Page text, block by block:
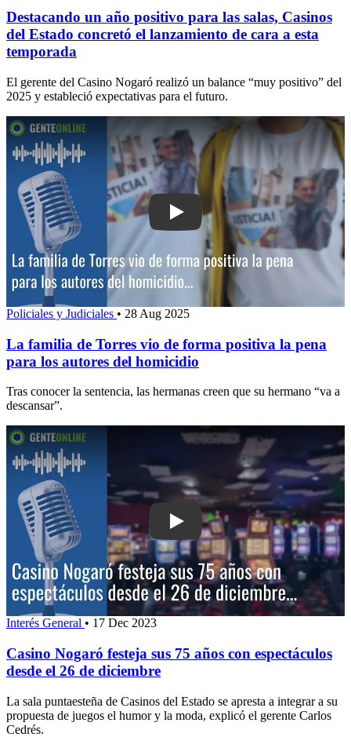
Destacando un año positivo para las salas, Casinos
del Estado concretó el lanzamiento de cara a esta
temporada
El gerente del Casino Nogaró realizó un balance “muy positivo” del
2025 y estableció expectativas para el futuro.
Play: La familia de Torres vio de
Policiales y Judiciales • 28 Aug 2025
La familia de Torres vio de forma positiva la pena
para los autores del homicidio
Tras conocer la sentencia, las hermanas creen que su hermano “va a
descansar”.
Play: Casino Nogaró festeja sus 75
Interés General • 17 Dec 2023
Casino Nogaró festeja sus 75 años con espectáculos
desde el 26 de diciembre
La sala puntaesteña de Casinos del Estado se apresta a integrar a su
propuesta de juegos el humor y la moda, explicó el gerente Carlos
Cedrés.